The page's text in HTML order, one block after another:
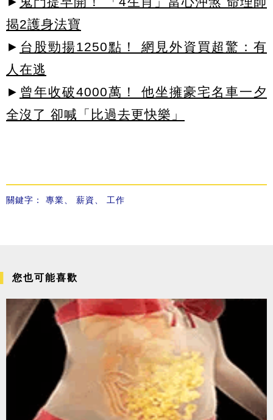
揭2護身法寶
► 台股勁揚1250點！ 網見外資買超驚：有
人在逃
► 曾年收破4000萬！ 他坐擁豪宅名車一夕
全沒了 卻喊「比過去更快樂」
關鍵字： 專業 薪資 工作
您也可能喜歡